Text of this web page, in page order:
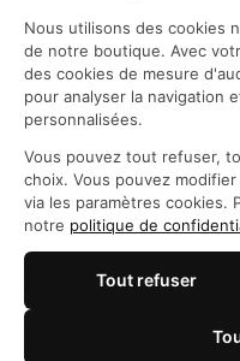
Politique de retour et
Coordonnées
Questions fréquemment
© 2026
Nous utilisons des cookies
de notre boutique. Avec
des cookies de mesure
pour analyser la navigation
personnalisées.
Vous pouvez tout refuser,
choix. Vous pouvez
via les paramètres cookies.
notre politique de
Tout refuser